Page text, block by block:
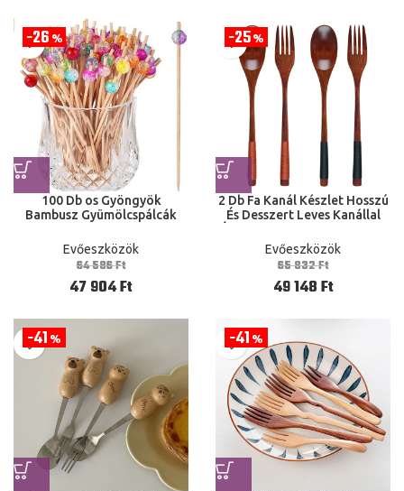
26%
100 Db os Gyöngyök
Bambusz Gyümölcspálcák
Fogpiszkálók Esküvői Parti
Ellátás
Evőeszközök
64 586Ft
47 904Ft
25%
2 Db Fa Kanál Készlet Hosszú
És Desszert Leves Kanállal
kézmosók
Evőeszközök
65 832Ft
49 148Ft
41% 41%